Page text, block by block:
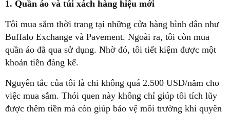
1. Quần áo và túi xách hàng hiệu mới
Tôi mua sắm thời trang tại những cửa hàng bình dân như
Buffalo Exchange và Pavement. Ngoài ra, tôi còn mua
quần áo đã qua sử dụng. Nhờ đó, tôi tiết kiệm được một
khoản tiền đáng kể.
Nguyên tắc của tôi là chi không quá 2.500 USD/năm cho
việc mua sắm. Thói quen này không chỉ giúp tôi tích lũy
được thêm tiền mà còn giúp bảo vệ môi trường khi quyên